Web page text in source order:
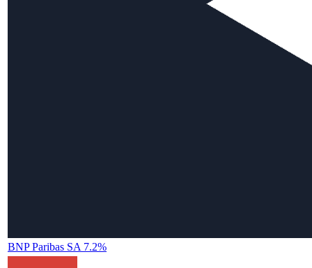
BNP Paribas SA 7.2%